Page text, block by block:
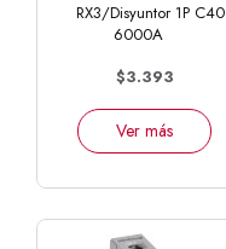
RX3/Disyuntor 1P C40
6000A
$3.393
Ver más